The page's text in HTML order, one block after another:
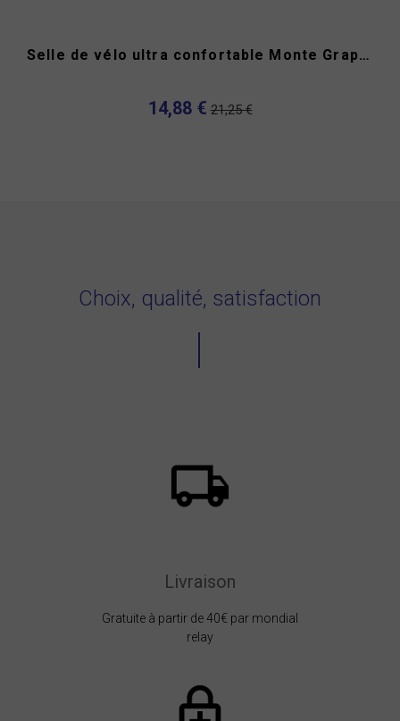
Selle de vélo ultra confortable Monte Grappa Nevea
14,88 € 21,25 €
Choix, qualité, satisfaction
Livraison
Gratuite à partir de 40€ par mondial
relay